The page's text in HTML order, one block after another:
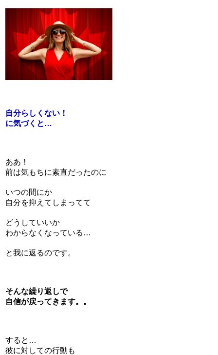
自分らしくない！
に気づくと…
ああ！
前は気もちに素直だったのに
いつの間にか
自分を抑えてしまってて
どうしていいか
わからなくなっている…
と我に返るのです。
そんな繰り返しで
自信が戻ってきます。。
すると…
彼に対しての行動も